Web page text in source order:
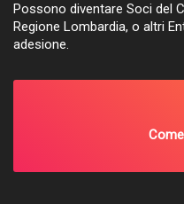
Possono diventare Soci del
Regione Lombardia, o altri
adesione.